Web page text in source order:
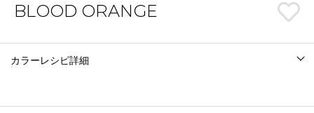
BLOOD ORANGE
カラーレシピ詳細